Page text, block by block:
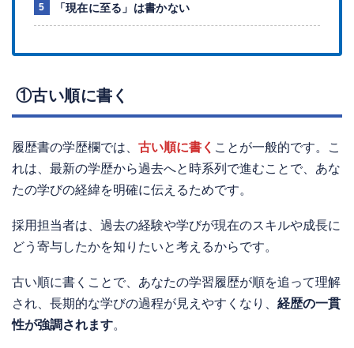
「現在に至る」は書かない
①古い順に書く
履歴書の学歴欄では、 古い順に書く ことが一般的です。こ
れは、最新の学歴から過去へと時系列で進むことで、あな
たの学びの経緯を明確に伝えるためです。
採用担当者は、過去の経験や学びが現在のスキルや成長に
どう寄与したかを知りたいと考えるからです。
古い順に書くことで、あなたの学習履歴が順を追って理解
され、長期的な学びの過程が見えやすくなり、 経歴の一貫
性が強調されます。